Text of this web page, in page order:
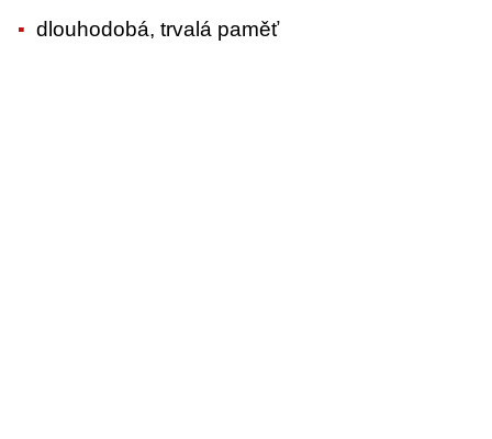
dlouhodobá, trvalá paměť